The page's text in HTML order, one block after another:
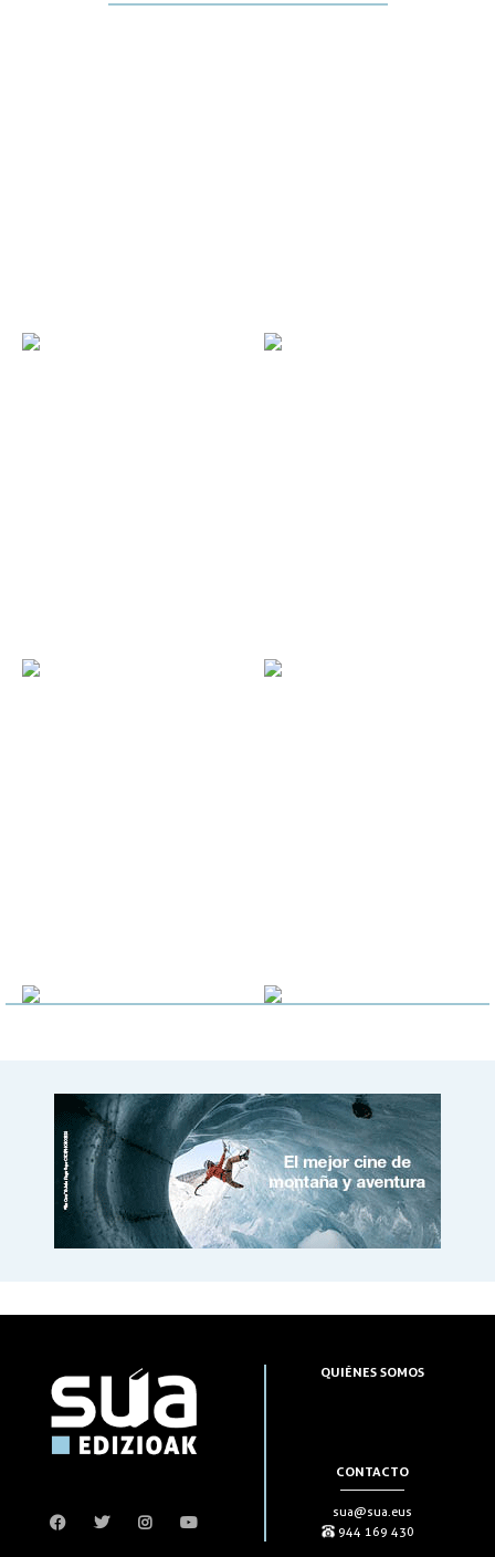
QUIÉNES SOMOS
CONTACTO
sua@sua.eus
944 169 430